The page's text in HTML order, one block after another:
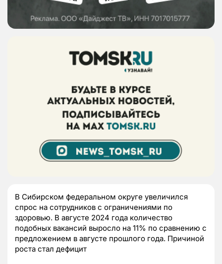
В Сибирском федеральном округе увеличился
спрос на сотрудников с ограничениями по
здоровью. В августе 2024 года количество
подобных вакансий выросло на 11% по сравнению с
предложением в августе прошлого года. Причиной
роста стал дефицит